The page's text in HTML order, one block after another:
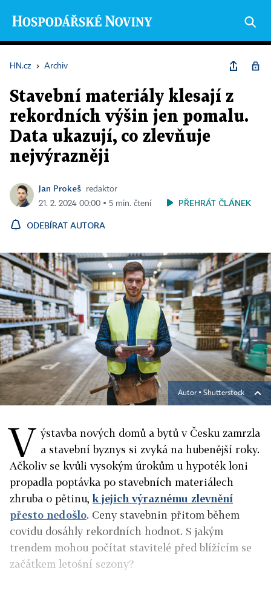
HN.cz › Archiv
Stavební materiály klesají z
rekordních výšin jen pomalu.
Data ukazují, co zlevňuje
nejvýrazněji
Jan Prokeš
redaktor
21. 2. 2024 00:00 ▪ 5 min. čtení
PŘEHRÁT ČLÁNEK
ODEBÍRAT AUTORA
Autor ▪ Shutterstock
V ýstavba nových domů a bytů v Česku zamrzla
a stavební byznys si zvyká na hubenější roky.
Ačkoliv se kvůli vysokým úrokům u hypoték loni
propadla poptávka po stavebních materiálech
zhruba o pětinu,k jejich výraznému zlevnění
přesto nedošlo. Ceny stavebnin přitom během
covidu dosáhly rekordních hodnot. S jakým
trendem mohou počítat stavitelé před blížícím se
začátkem letošní sezony?